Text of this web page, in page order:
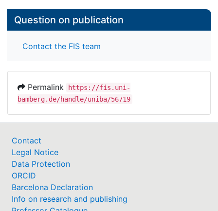
Question on publication
Contact the FIS team
Permalink
https://fis.uni-
bamberg.de/handle/uniba/56719
Contact
Legal Notice
Data Protection
ORCID
Barcelona Declaration
Info on research and publishing